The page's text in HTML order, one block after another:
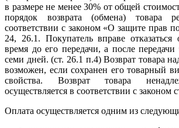
в размере не менее 30% от общей
порядок возврата (обмена) товара
соответствии с законом «О защите прав
24, 26.1. Покупатель вправе
время до его передачи, а после
семи дней. (ст. 26.1 п.4) Возврат товара
возможен, если сохранен его товарный
свойства. Возврат товара
осуществляется в соответствии с законом
Оплата осуществляется одним из